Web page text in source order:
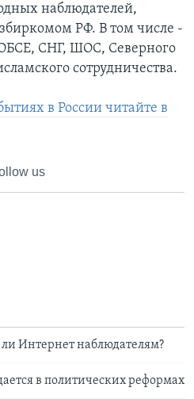
наблюдателей,
РФ. В том числе -
СНГ, ШОС, Северного
сотрудничества.
в России читайте в
us
Интернет наблюдателям?
в политических реформах